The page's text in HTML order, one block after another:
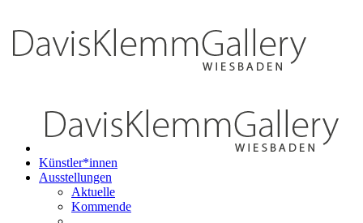
Künstler*innen
Ausstellungen
Aktuelle
Kommende